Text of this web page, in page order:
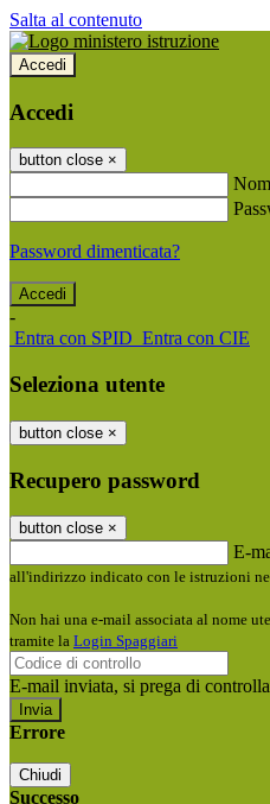
Salta al contenuto
Accedi
Accedi
button close ×
Password dimenticata?
-
Entra con SPID Entra con CIE
Seleziona utente
button close ×
Recupero password
button close ×
E-
all'indirizzo indicato con le istruzioni
Non hai una e-mail associata al nome
tramite la Login Spaggiari
E-mail inviata, si prega di
Errore
Chiudi
Successo